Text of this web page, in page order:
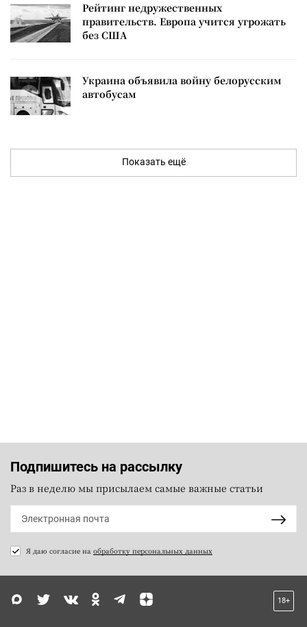
Рейтинг недружественных
правительств. Европа учится угрожать
без США
Украина объявила войну белорусским
автобусам
Показать ещё
Подпишитесь на рассылку
Раз в неделю мы присылаем самые важные статьи
Я даю согласие на обработку персональных данных
18+